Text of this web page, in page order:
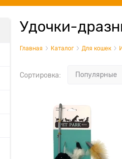
Удочки-
Главная Каталог Для кошек
Сортировка: